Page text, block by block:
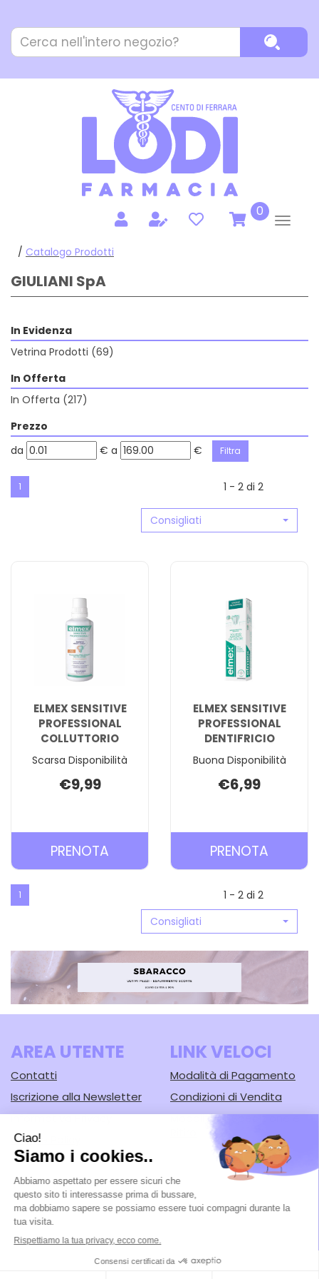
contenuto
principale
Cerca
Prodotto
0prodotti
inseriti
/ Catalogo Prodotti
GIULIANI SpA
In Evidenza
Vetrina Prodotti (69)
In Offerta
In Offerta (217)
Prezzo
filtra
da € filtra
a €
1 1 - 2 di 2
Consigliati
ELMEX SENSITIVE
PROFESSIONAL
COLLUTTORIO
Scarsa Disponibilità
€9,99
PRENOTA
SENSITIVE
COLLUTTORIO AL
CARRELLO
ELMEX SENSITIVE
PROFESSIONAL
DENTIFRICIO
Buona Disponibilità
€6,99
PRENOTA
1
1 - 2 di 2
Consigliati
AREA UTENTE
Contatti
Iscrizione alla Newsletter
Informativa Privacy
Cookie Policy
LINK VELOCI
Modalità di Pagamento
Condizioni di Vendita
Modalità di Spedizione e
Farmacia Lodi srl
- Corso Guercino, 67/b 44042 Cento (FE)
Tel.: 051902221
Prenofa